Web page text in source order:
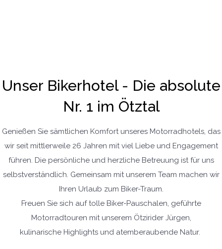
Unser Bikerhotel - Die absolute
Nr. 1 im Ötztal
Genießen Sie sämtlichen Komfort unseres Motorradhotels, das
wir seit mittlerweile 26 Jahren mit viel Liebe und Engagement
führen. Die persönliche und herzliche Betreuung ist für uns
selbstverständlich. Gemeinsam mit unserem Team machen wir
Ihren Urlaub zum Biker-Traum.
Freuen Sie sich auf tolle Biker-Pauschalen, geführte
Motorradtouren mit unserem Ötzirider Jürgen,
kulinarische Highlights und atemberaubende Natur.